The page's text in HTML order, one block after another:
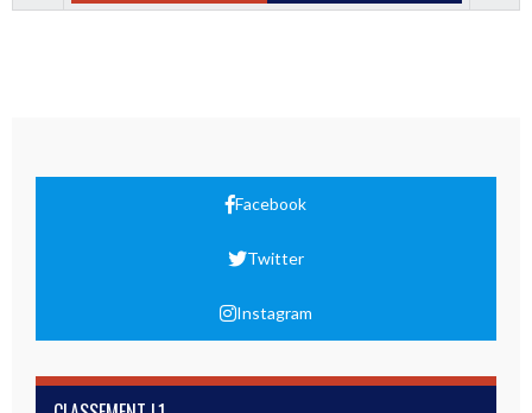
Facebook
Twitter
Instagram